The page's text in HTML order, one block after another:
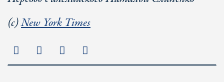
(c)New York Times